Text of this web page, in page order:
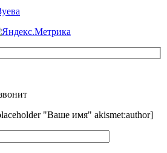
"Ваше имя" akismet:author]